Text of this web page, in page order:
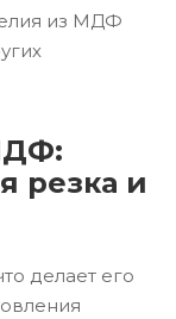
из МДФ
резка и
делает его